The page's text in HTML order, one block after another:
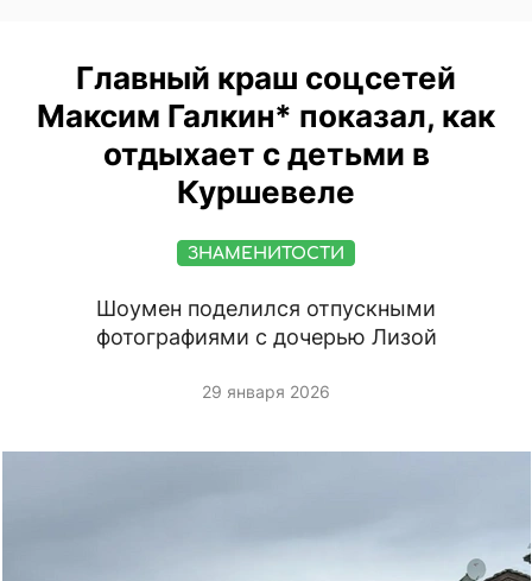
Главный краш соцсетей
Максим Галкин* показал, как
отдыхает с детьми в
Куршевеле
ЗНАМЕНИТОСТИ
Шоумен поделился отпускными
фотографиями с дочерью Лизой
29 января 2026